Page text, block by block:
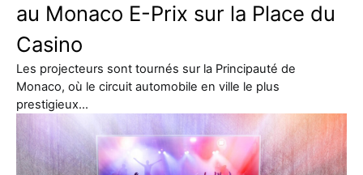
au Monaco E-Prix sur la Place du
Casino
Les projecteurs sont tournés sur la Principauté de
Monaco, où le circuit automobile en ville le plus
prestigieux…